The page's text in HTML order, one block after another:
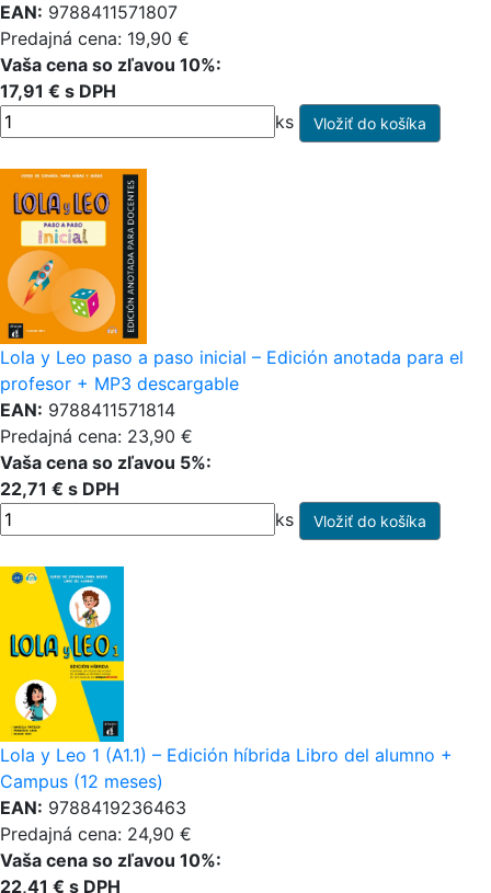
EAN: 9788411571807
Predajná cena: 19,90 €
Vaša cena so zľavou 10%:
17,91 € s DPH
ks
Lola y Leo paso a paso inicial – Edición anotada para el
profesor + MP3 descargable
EAN: 9788411571814
Predajná cena: 23,90 €
Vaša cena so zľavou 5%:
22,71 € s DPH
ks
Lola y Leo 1 (A1.1) – Edición híbrida Libro del alumno +
Campus (12 meses)
EAN: 9788419236463
Predajná cena: 24,90 €
Vaša cena so zľavou 10%:
22,41 € s DPH